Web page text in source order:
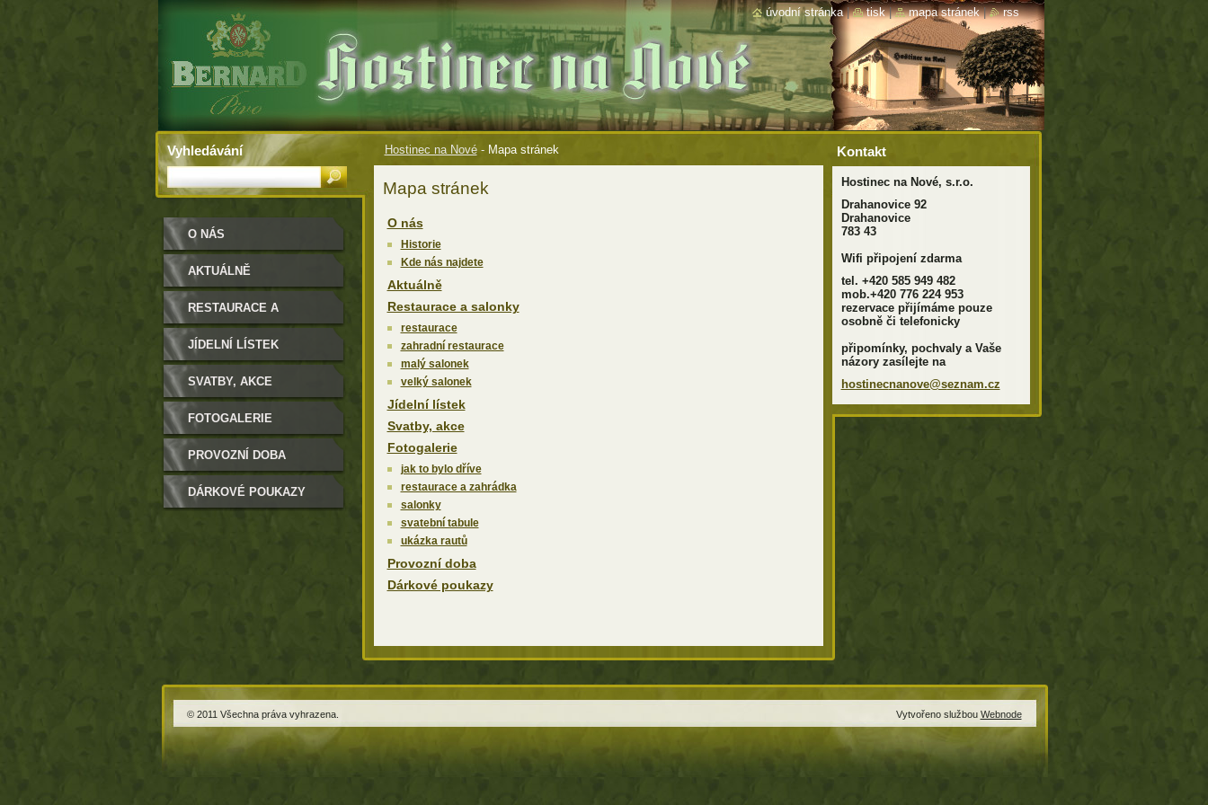
Hostinec na Nové - Mapa stránek
Mapa stránek
O nás
Historie
Kde nás najdete
Aktuálně
Restaurace a salonky
restaurace
zahradní restaurace
malý salonek
velký salonek
Jídelní lístek
Svatby, akce
Fotogalerie
jak to bylo dříve
restaurace a zahrádka
salonky
svatební tabule
ukázka rautů
Provozní doba
Dárkové poukazy
O NÁS
AKTUÁLNĚ
RESTAURACE A
SALONKY
JÍDELNÍ LÍSTEK
SVATBY, AKCE
FOTOGALERIE
PROVOZNÍ DOBA
DÁRKOVÉ POUKAZY
Kontakt
Hostinec na Nové, s.r.o.
Drahanovice 92
Drahanovice
783 43
Wifi připojení zdarma
tel. +420 585 949 482
mob.+420 776 224 953
rezervace přijímáme pouze
osobně či telefonicky
připomínky, pochvaly a Vaše
názory zasílejte na
hostinecnanove@seznam.cz
Vyhledávání
úvodní stránka | tisk | mapa stránek | rss
© 2011 Všechna práva vyhrazena. Vytvořeno službou Webnode